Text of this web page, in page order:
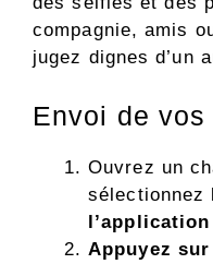
compagnie, amis
jugez dignes d’un
Envoi de
Ouvrez un
sélectionnez
l’application
Appuyez